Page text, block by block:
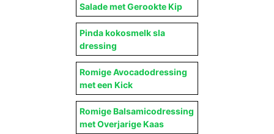
Salade met Gerookte Kip
Pinda kokosmelk sla
dressing
Romige Avocadodressing
met een Kick
Romige Balsamicodressing
met Overjarige Kaas